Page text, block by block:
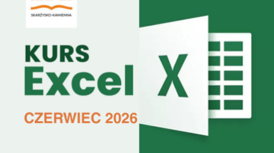
Rekrutacja 2026/2027
Kontakt